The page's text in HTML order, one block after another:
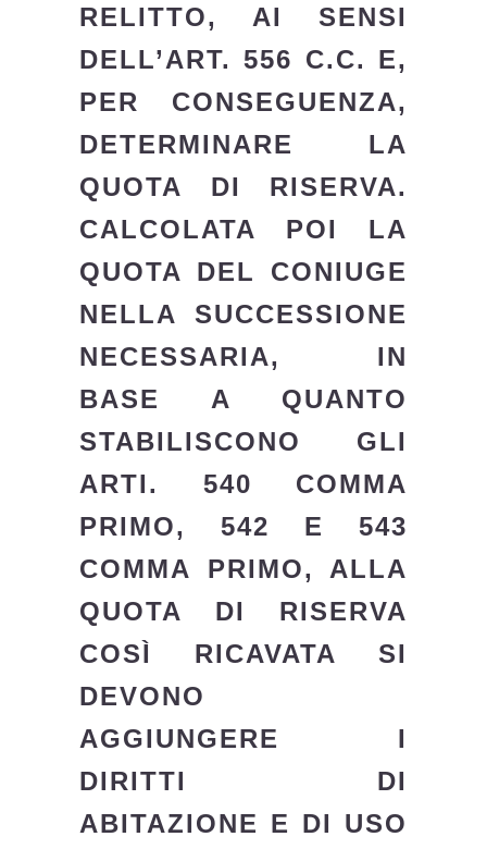
RELITTO, AI SENSI
DELL’ART. 556 C.C. E,
PER CONSEGUENZA,
DETERMINARE LA
QUOTA DI RISERVA.
CALCOLATA POI LA
QUOTA DEL CONIUGE
NELLA SUCCESSIONE
NECESSARIA, IN
BASE A QUANTO
STABILISCONO GLI
ARTI. 540 COMMA
PRIMO, 542 E 543
COMMA PRIMO, ALLA
QUOTA DI RISERVA
COSÌ RICAVATA SI
DEVONO
AGGIUNGERE I
DIRITTI DI
ABITAZIONE E DI USO